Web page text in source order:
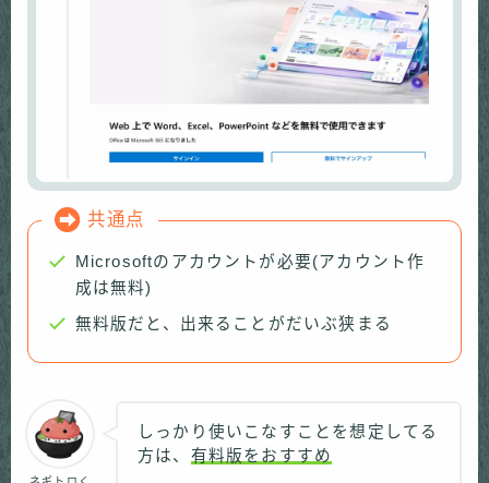
共通点
Microsoftのアカウントが必要(アカウント作
成は無料)
無料版だと、出来ることがだいぶ狭まる
しっかり使いこなすことを想定してる
方は、 有料版をおすすめ